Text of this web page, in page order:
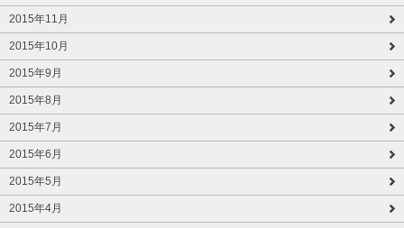
2015年11月
2015年10月
2015年9月
2015年8月
2015年7月
2015年6月
2015年5月
2015年4月